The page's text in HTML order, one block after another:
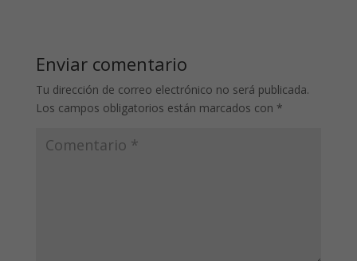
Enviar comentario
Tu dirección de correo electrónico no será publicada.
Los campos obligatorios están marcados con *